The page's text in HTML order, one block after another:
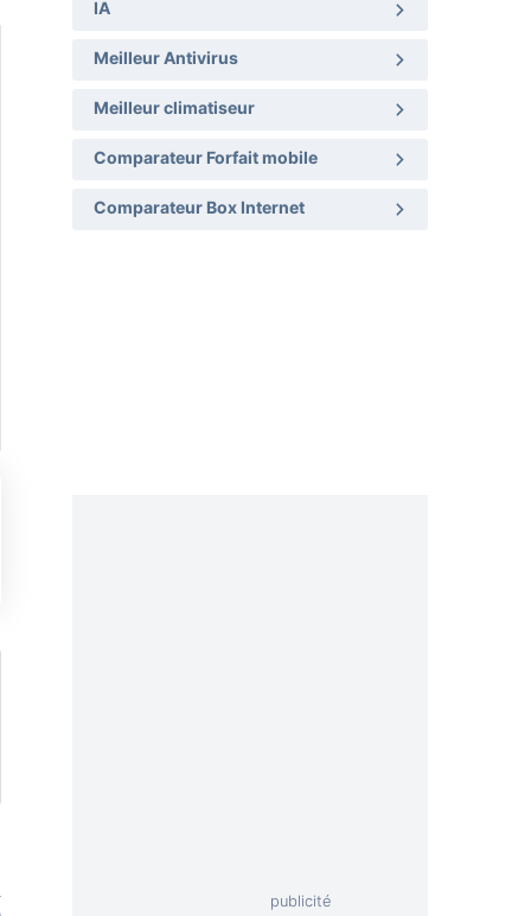
IA
Meilleur Antivirus
Meilleur climatiseur
Comparateur Forfait mobile
Comparateur Box Internet